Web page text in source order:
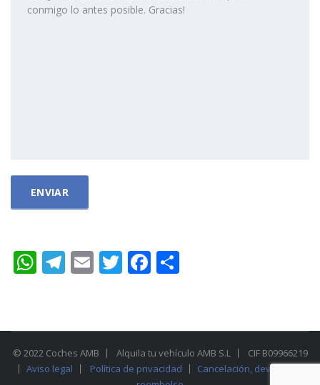
WhatsApp
Telegram
EmailTwitterFacebook
© 2022 Coches AMB Alquila tu vehículo AMB S.L
CIF B09966219
Aviso legal
Política de privacidad
Cancelación, devolución y